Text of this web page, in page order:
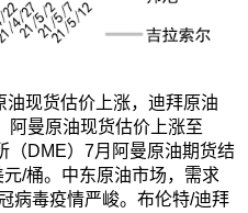
现货估价上涨，迪拜原油
阿曼原油现货估价上涨至
（DME）7月阿曼原油期货结
/桶。中东原油市场，需求
病毒疫情严峻。布伦特/迪拜